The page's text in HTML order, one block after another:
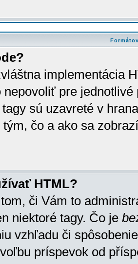
implementácia
nepovoliť pre
sú uzavreté v
tým, čo a ako sa
HTML?
či Vám to
niektoré tagy. Čo je
vzhľadu či
príspevok od